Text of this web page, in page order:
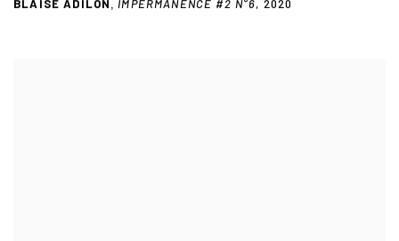
BLAISE ADILON ,IMPERMANENCE #2 N°6, 2020